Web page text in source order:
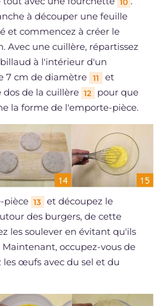
à découper une feuille
et commencez à créer le
Avec une cuillère, répartissez
à l'intérieur d'un
7 cm de diamètre
11
et
dos de la cuillère 12
pour que
la forme de l'emporte-pièce.
pièce 13
et découpez le
des burgers, de cette
les soulever en évitant qu'ils
Maintenant, occupez-vous de
les œufs avec du sel et du